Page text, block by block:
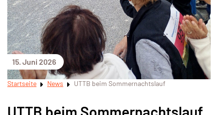
15. Juni 2026
Startseite News UTTB beim Sommernachtslauf
UTTB beim Sommernachtslauf